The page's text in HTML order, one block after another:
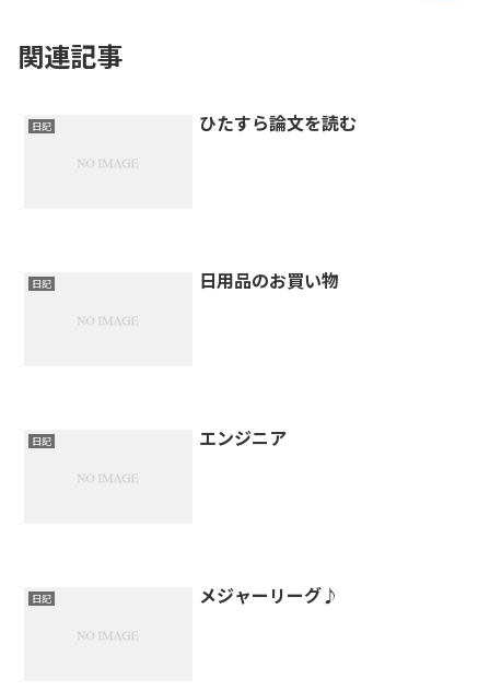
関連記事
日記 ひたすら論文を読む
日記 日用品のお買い物
日記 エンジニア
日記 メジャーリーグ♪